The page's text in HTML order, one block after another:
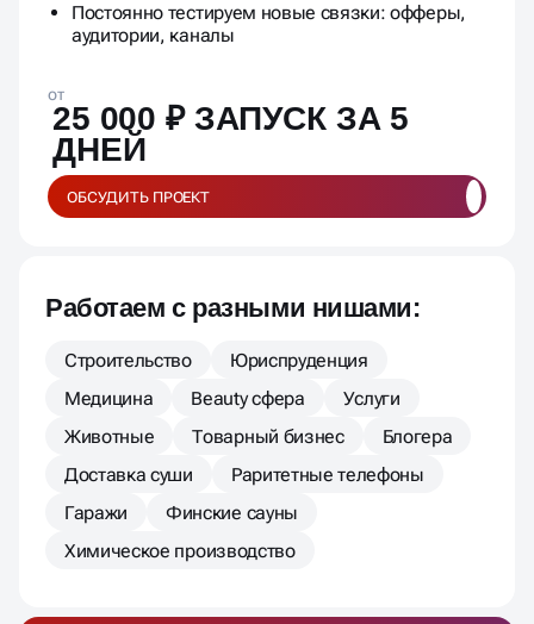
Постоянно тестируем новые связки: офферы,
аудитории, каналы
от
25 000 ₽ ЗАПУСК ЗА 5
ДНЕЙ
ОБСУДИТЬ ПРОЕКТ
Работаем с разными нишами:
Строительство
Юриспруденция
Медицина
Beauty сфера
Услуги
Животные
Товарный бизнес
Блогера
Доставка суши
Раритетные телефоны
Гаражи
Финские сауны
Химическое производство